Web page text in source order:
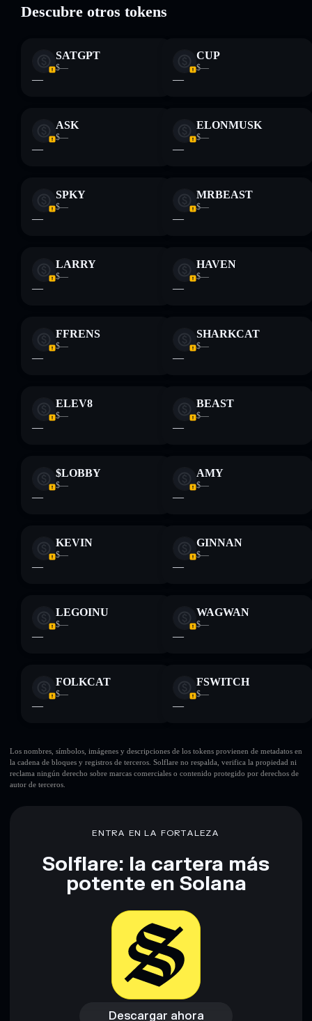
únicamente fines educativos y no constituye asesoramiento
financiero. Investiga siempre por tu cuenta. Datos
proporcionados por rugcheck.xyz.
Descubre otros tokens
SATGPT
$—
—
CUP
$—
—
ASK
$—
—
ELONMUSK
$—
—
SPKY
$—
—
MRBEAST
$—
—
LARRY
$—
—
HAVEN
$—
—
FFRENS
$—
—
SHARKCAT
$—
—
ELEV8
$—
—
BEAST
$—
—
$LOBBY
$—
—
AMY
$—
—
KEVIN
$—
—
GINNAN
$—
—
LEGOINU
$—
—
WAGWAN
$—
—
FOLKCAT
$—
—
FSWITCH
$—
—
Los nombres, símbolos, imágenes y descripciones de los tokens provienen de metadatos en
la cadena de bloques y registros de terceros. Solflare no respalda, verifica la propiedad ni
reclama ningún derecho sobre marcas comerciales o contenido protegido por derechos de
autor de terceros.
ENTRA EN LA FORTALEZA
Solflare: la cartera más
potente en Solana
Descargar ahora
Descargar ahora
Acceder a la billetera